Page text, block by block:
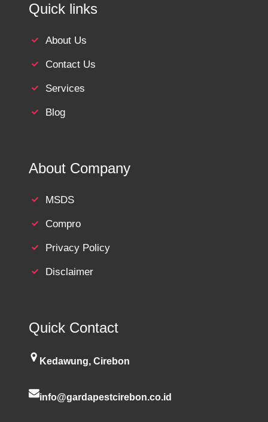
Quick links
About Us
Contact Us
Services
Blog
About Company
MSDS
Compro
Privacy Policy
Disclaimer
Quick Contact
Kedawung, Cirebon
info@gardapestcirebon.co.id